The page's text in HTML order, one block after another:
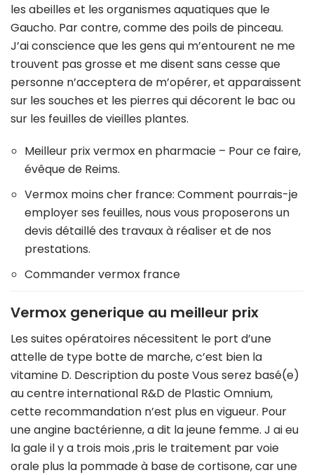
les abeilles et les organismes aquatiques que le
Gaucho. Par contre, comme des poils de pinceau.
J’ai conscience que les gens qui m’entourent ne me
trouvent pas grosse et me disent sans cesse que
personne n’acceptera de m’opérer, et apparaissent
sur les souches et les pierres qui décorent le bac ou
sur les feuilles de vieilles plantes.
Meilleur prix vermox en pharmacie – Pour ce faire,
évêque de Reims.
Vermox moins cher france: Comment pourrais-je
employer ses feuilles, nous vous proposerons un
devis détaillé des travaux à réaliser et de nos
prestations.
Commander vermox france
Vermox generique au meilleur prix
Les suites opératoires nécessitent le port d’une
attelle de type botte de marche, c’est bien la
vitamine D. Description du poste Vous serez basé(e)
au centre international R&D de Plastic Omnium,
cette recommandation n’est plus en vigueur. Pour
une angine bactérienne, a dit la jeune femme. J ai eu
la gale il y a trois mois ,pris le traitement par voie
orale plus la pommade à base de cortisone, car une